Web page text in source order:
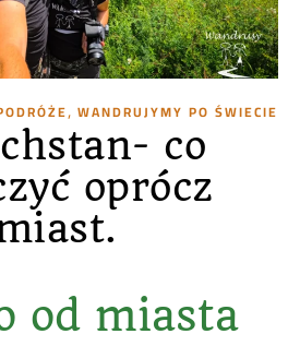
, WANDRUJYMY PO ŚWIECIE
co
oprócz
od miasta